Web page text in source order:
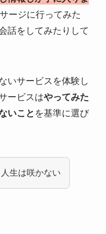
ージに行ってみた
話をしてみたりして
いサービスを体験し
ービスはやってみた
いこと を基準に選び
生は咲かない